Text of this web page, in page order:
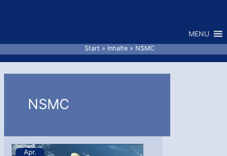
MENU
Start Inhalte NSMC
NSMC
Apr.